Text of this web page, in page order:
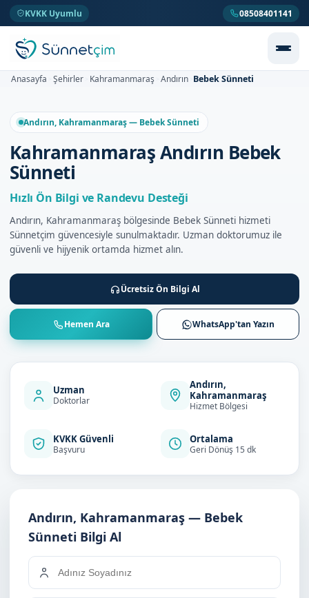
KVKK Uyumlu 08508401141
Anasayfa Şehirler Kahramanmaraş Andırın Bebek Sünneti
Andırın, Kahramanmaraş — Bebek Sünneti
Kahramanmaraş Andırın Bebek
Sünneti
Hızlı Ön Bilgi ve Randevu Desteği
Andırın, Kahramanmaraş bölgesinde Bebek Sünneti hizmeti
Sünnetçim güvencesiyle sunulmaktadır. Uzman doktorumuz ile
güvenli ve hijyenik ortamda hizmet alın.
Ücretsiz Ön Bilgi Al
Hemen Ara WhatsApp'tan Yazın
Uzman
Doktorlar
Andırın,
Kahramanmaraş
Hizmet Bölgesi
KVKK Güvenli
Başvuru
Ortalama
Geri Dönüş 15 dk
Andırın, Kahramanmaraş — Bebek
Sünneti Bilgi Al